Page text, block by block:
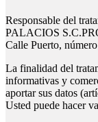
Responsable del
PALACIOS
Calle Puerto,
La finalidad del
informativas y
aportar sus datos
Usted puede hacer